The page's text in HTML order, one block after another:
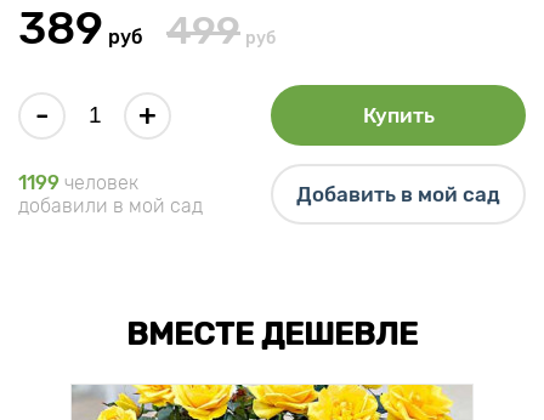
389 руб 499 руб
- + Купить
1199 человек
добавили в мой сад
Добавить в мой сад
ВМЕСТЕ ДЕШЕВЛЕ